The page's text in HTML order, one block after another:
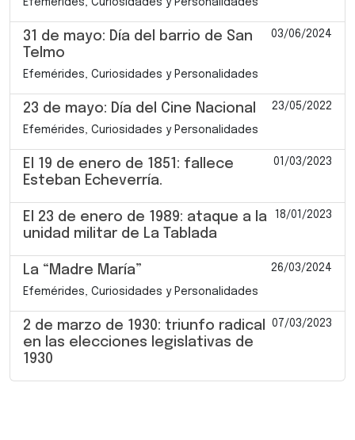
Efemérides, Curiosidades y Personalidades
31 de mayo: Día del barrio de San
Telmo
03/06/2024
Efemérides, Curiosidades y Personalidades
23 de mayo: Día del Cine Nacional 23/05/2022
Efemérides, Curiosidades y Personalidades
El 19 de enero de 1851: fallece
Esteban Echeverría.
01/03/2023
El 23 de enero de 1989: ataque a la
unidad militar de La Tablada
18/01/2023
La “Madre María” 26/03/2024
Efemérides, Curiosidades y Personalidades
2 de marzo de 1930: triunfo radical
en las elecciones legislativas de
1930
07/03/2023